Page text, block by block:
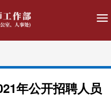
年公开招聘人员